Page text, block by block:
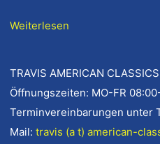
Weiterlesen
TRAVIS AMERICAN
Öffnungszeiten: MO-FR
Terminvereinbarungen unter
Mail: travis (a t) american-